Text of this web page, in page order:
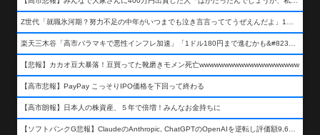
【悲報】カカオ豆大暴落！豆買ってた靴磨きモメン死亡wwwwwwwwwwwwwwwwwwww
【高市悲報】PayPay こっそりIPO価格を下回って終わる
【高市朗報】日本人の株資産、５年で倍増！みんなお金持ちに